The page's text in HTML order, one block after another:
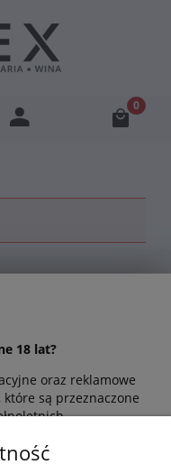
18 lat?
oraz reklamowe
są przeznaczone
ofertami